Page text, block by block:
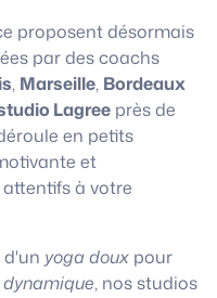
proposent désormais
par des coachs
, Marseille, Bordeaux
Lagree près de
en petits
et
à votre
d'un yoga doux pour
, nos studios